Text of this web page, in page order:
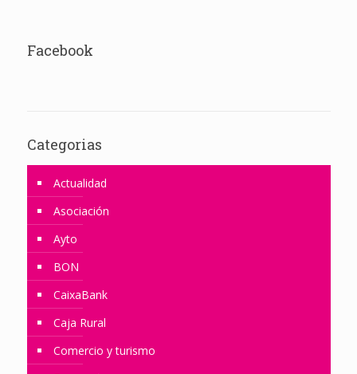
Facebook
Categorias
Actualidad
Asociación
Ayto
BON
CaixaBank
Caja Rural
Comercio y turismo